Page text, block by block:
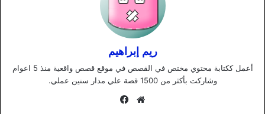
ريم إبراهيم
أعمل ككتابة محتوي مختص في القصص في موقع قصص واقعية منذ 5 اعوام
وشاركت بأكثر من 1500 قصة علي مدار سنين عملي.
موقع